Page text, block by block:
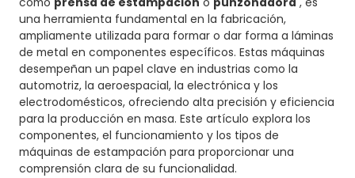
una herramienta fundamental en la fabricación,
ampliamente utilizada para formar o dar forma a láminas
de metal en componentes específicos. Estas máquinas
desempeñan un papel clave en industrias como la
automotriz, la aeroespacial, la electrónica y los
electrodomésticos, ofreciendo alta precisión y eficiencia
para la producción en masa. Este artículo explora los
componentes, el funcionamiento y los tipos de
máquinas de estampación para proporcionar una
comprensión clara de su funcionalidad.